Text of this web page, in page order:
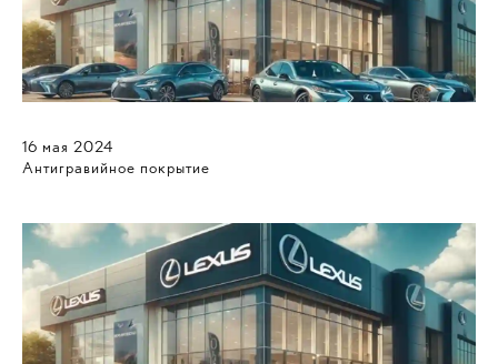
16 мая 2024
Антигравийное покрытие